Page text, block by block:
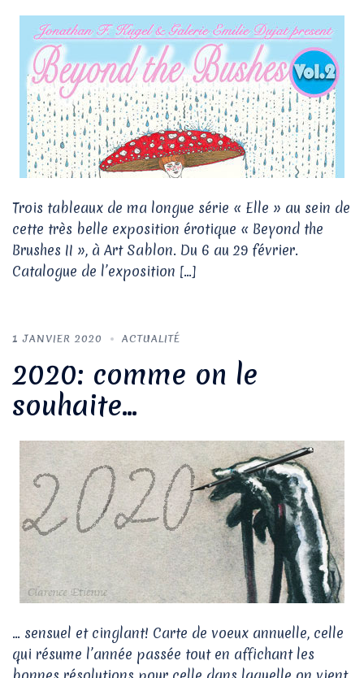
Trois tableaux de ma longue série « Elle » au sein de
cette très belle exposition érotique « Beyond the
Brushes II », à Art Sablon. Du 6 au 29 février.
Catalogue de l’exposition […]
1 JANVIER 2020 ACTUALITÉ
2020: comme on le
souhaite…
… sensuel et cinglant! Carte de voeux annuelle, celle
qui résume l’année passée tout en affichant les